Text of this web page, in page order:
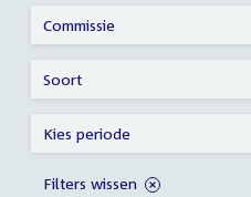
Commissie
Soort
Kies periode
Filters wissen